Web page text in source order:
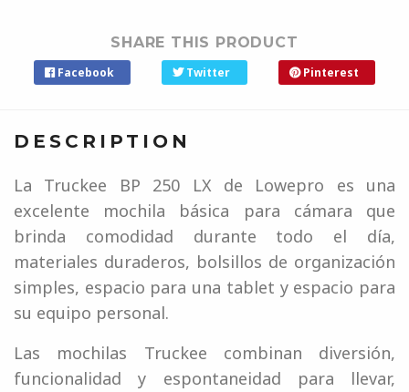
SHARE THIS PRODUCT
Facebook Twitter Pinterest
DESCRIPTION
La Truckee BP 250 LX de Lowepro es una
excelente mochila básica para cámara que
brinda comodidad durante todo el día,
materiales duraderos, bolsillos de organización
simples, espacio para una tablet y espacio para
su equipo personal.
Las mochilas Truckee combinan diversión,
funcionalidad y espontaneidad para llevar,